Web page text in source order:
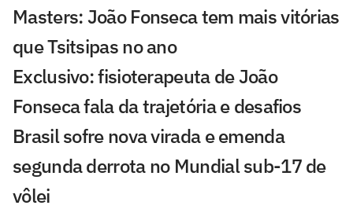
Masters: João Fonseca tem mais vitórias
que Tsitsipas no ano
Exclusivo: fisioterapeuta de João
Fonseca fala da trajetória e desafios
Brasil sofre nova virada e emenda
segunda derrota no Mundial sub-17 de
vôlei